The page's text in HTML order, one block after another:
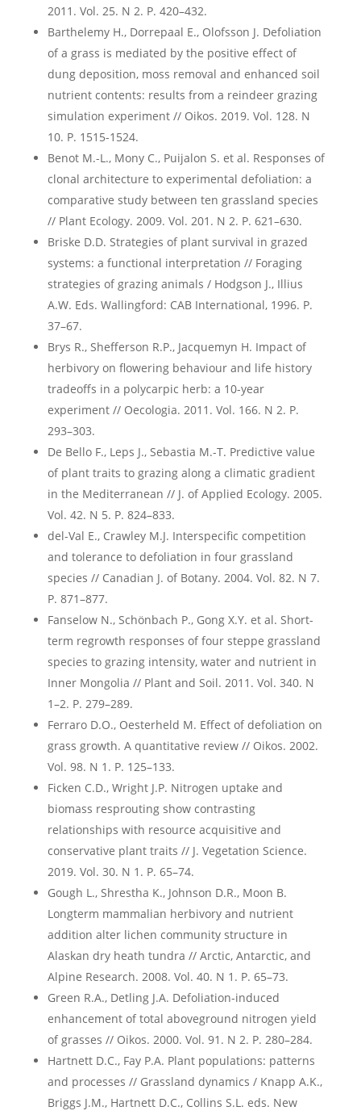
2011. Vol. 25. N 2. Р. 420–432.
Barthelemy H., Dorrepaal E., Olofsson J. Defoliation
of a grass is mediated by the positive effect of
dung deposition, moss removal and enhanced soil
nutrient contents: results from a reindeer grazing
simulation experiment // Oikos. 2019. Vol. 128. N
10. P. 1515-1524.
Benot M.-L., Mony C., Puijalon S. et al. Responses of
clonal architecture to experimental defoliation: a
comparative study between ten grassland species
// Plant Ecology. 2009. Vol. 201. N 2. Р. 621–630.
Briske D.D. Strategies of plant survival in grazed
systems: a functional interpretation // Foraging
strategies of grazing animals / Hodgson J., Illius
A.W. Eds. Wallingford: CAB International, 1996. P.
37–67.
Brys R., Shefferson R.P., Jacquemyn H. Impact of
herbivory on flowering behaviour and life history
tradeoffs in a polycarpic herb: a 10-year
experiment // Oecologia. 2011. Vol. 166. N 2. P.
293–303.
De Bello F., Leps J., Sebastia M.-T. Predictive value
of plant traits to grazing along a climatic gradient
in the Mediterranean // J. of Applied Ecology. 2005.
Vol. 42. N 5. P. 824–833.
del-Val E., Crawley M.J. Interspecific competition
and tolerance to defoliation in four grassland
species // Canadian J. of Botany. 2004. Vol. 82. N 7.
P. 871–877.
Fanselow N., Schönbach P., Gong X.Y. et al. Short-
term regrowth responses of four steppe grassland
species to grazing intensity, water and nutrient in
Inner Mongolia // Plant and Soil. 2011. Vol. 340. N
1–2. P. 279–289.
Ferraro D.O., Oesterheld M. Effect of defoliation on
grass growth. A quantitative review // Oikos. 2002.
Vol. 98. N 1. P. 125–133.
Ficken C.D., Wright J.P. Nitrogen uptake and
biomass resprouting show contrasting
relationships with resource acquisitive and
conservative plant traits // J. Vegetation Science.
2019. Vol. 30. N 1. P. 65–74.
Gough L., Shrestha K., Johnson D.R., Moon B.
Longterm mammalian herbivory and nutrient
addition alter lichen community structure in
Alaskan dry heath tundra // Arctic, Antarctic, and
Alpine Research. 2008. Vol. 40. N 1. P. 65–73.
Green R.A., Detling J.A. Defoliation-induced
enhancement of total aboveground nitrogen yield
of grasses // Oikos. 2000. Vol. 91. N 2. P. 280–284.
Hartnett D.C., Fay P.A. Plant populations: patterns
and processes // Grassland dynamics / Knapp A.K.,
Briggs J.M., Hartnett D.C., Collins S.L. eds. New